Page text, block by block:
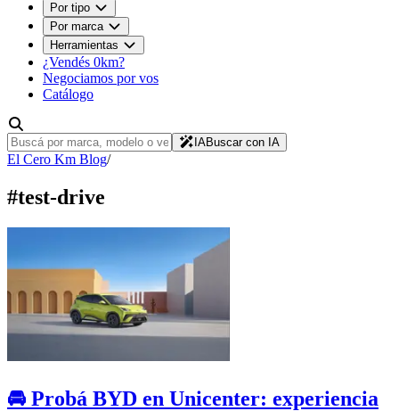
Por tipo
Por marca
Herramientas
¿Vendés 0km?
Negociamos por vos
Catálogo
IABuscar con IA
El Cero Km Blog/
#test-drive
🚘 Probá BYD en Unicenter: experiencia